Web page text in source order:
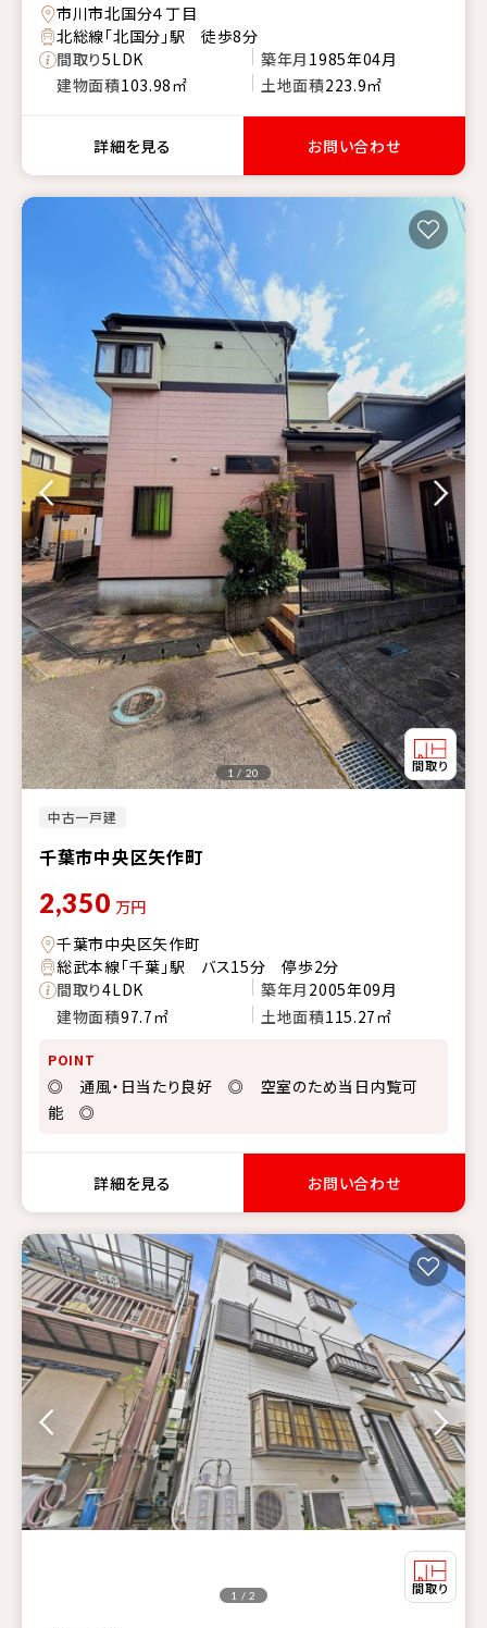
市川市北国分４丁目
北総線「北国分」駅 徒歩8分
間取り5LDK 築年月 1985年04月
建物面積103.98㎡ 土地面積223.9㎡
詳細を見る お問い合わせ
中古一戸建
千葉市中央区矢作町
1 / 20
2,350 万円
千葉市中央区矢作町
総武本線「千葉」駅 バス15分 停歩2分
間取り4LDK 築年月 2005年09月
建物面積97.7㎡ 土地面積115.27㎡
POINT
◎ 通風・日当たり良好 ◎ 空室のため当日内覧可
能 ◎
詳細を見る お問い合わせ
1 / 2